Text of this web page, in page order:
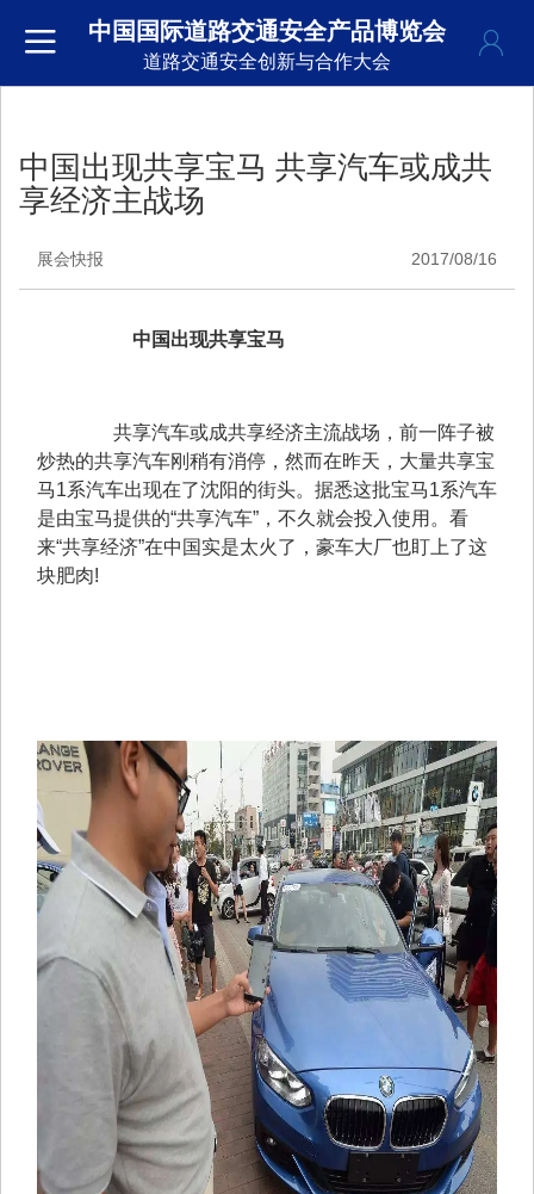
中国国际道路交通安全产品博览会
道路交通安全创新与合作大会
中国出现共享宝马 共享汽车或成共
享经济主战场
展会快报 2017/08/16
中国出现共享宝马
共享汽车或成共享经济主流战场，前一阵子被
炒热的共享汽车刚稍有消停，然而在昨天，大量共享宝
马1系汽车出现在了沈阳的街头。据悉这批宝马1系汽车
是由宝马提供的“共享汽车”，不久就会投入使用。看
来“共享经济”在中国实是太火了，豪车大厂也盯上了这
块肥肉!